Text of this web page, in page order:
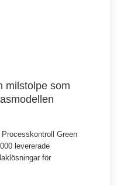
milstolpe som
Green
levererade
för